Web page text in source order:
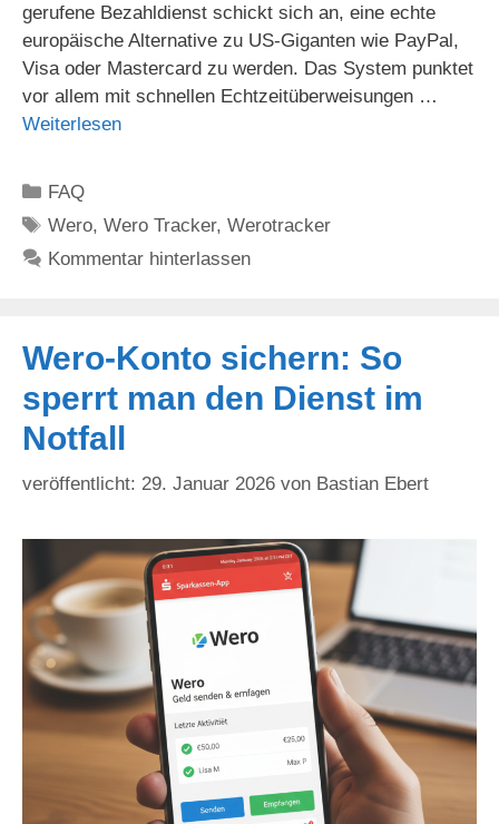
gerufene Bezahldienst schickt sich an, eine echte
europäische Alternative zu US-Giganten wie PayPal,
Visa oder Mastercard zu werden. Das System punktet
vor allem mit schnellen Echtzeitüberweisungen …
Weiterlesen
Kategorien
FAQ
Schlagwörter
Wero,Wero Tracker,Werotracker
Kommentar hinterlassen
Wero-Konto sichern: So
sperrt man den Dienst im
Notfall
29. Januar 2026 von Bastian Ebert